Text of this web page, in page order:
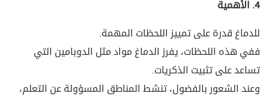
4. الأهمية
للدماغ قدرة على تمييز اللحظات المهمة.
ففي هذه اللحظات، يفرز الدماغ مواد مثل الدوبامين التي
تساعد على تثبيت الذكريات.
وعند الشعور بالفضول، تنشط المناطق المسؤولة عن التعلم،